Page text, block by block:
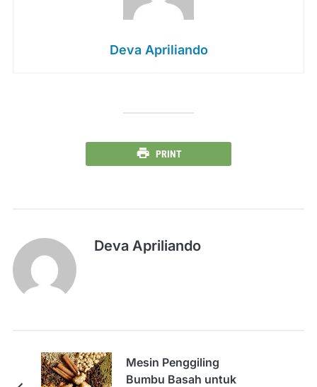
Deva Apriliando
PRINT
Deva Apriliando
Mesin Penggiling
Bumbu Basah untuk